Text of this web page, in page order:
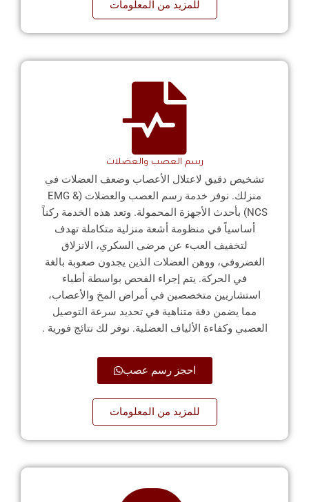
للمزيد من المعلومات
رسم العصب والعضلات
تشخيص دقيق لاعتلال الأعصاب وضعف العضلات في
منزلك. نوفر خدمة رسم العصب والعضلات (EMG &
NCS) بأحدث الأجهزة المحمولة. وتعد هذه الخدمة ركناً
أساسياً في منظومة أشعة منزلية متكاملة تهدف
لتخفيف العبء عن مرضى السكري، الانزلاق
الغضروفي، ووهن العضلات الذين يجدون صعوبة بالغة
في الحركة. يتم إجراء الفحص بواسطة أطباء
استشاريين متخصصين في أمراض المخ والأعصاب،
مما يضمن دقة متناهية في تحديد سرعة التوصيل
العصبي وكفاءة الألياف العضلية. نوفر لك نتائج فورية .
احجز رسم عصب
للمزيد من المعلومات